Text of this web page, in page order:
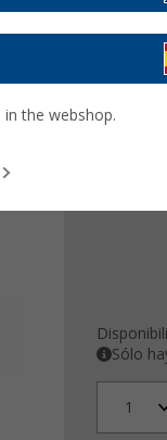
Recibe
Longitud
Sólo
1
in the webshop.